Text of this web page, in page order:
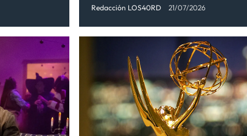
Redacción LOS40RD 21/07/2026